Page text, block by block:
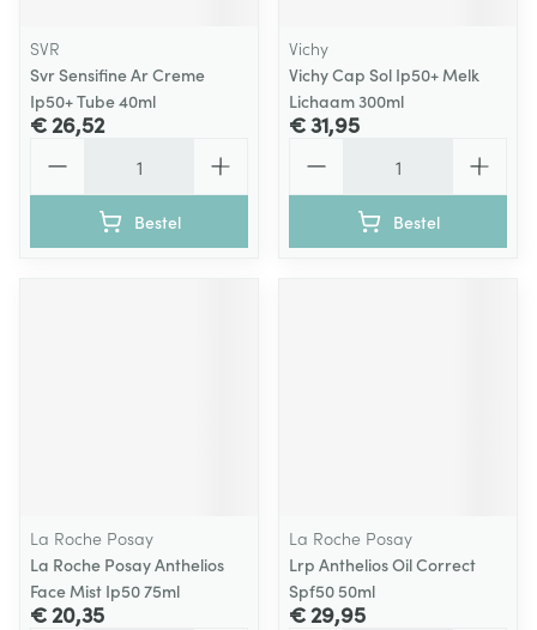
SVR
Svr Sensifine Ar Creme
Ip50+ Tube 40ml
€ 26,52
Bestel
Vichy
Vichy Cap Sol Ip50+ Melk
Lichaam 300ml
€ 31,95
Bestel
La Roche Posay
La Roche Posay Anthelios
Face Mist Ip50 75ml
€ 20,35
La Roche Posay
Lrp Anthelios Oil Correct
Spf50 50ml
€ 29,95